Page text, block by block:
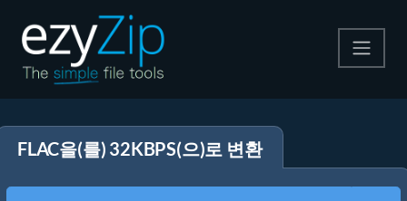
압축 해제
FLAC을(를) 32KBPS(으)로 변환